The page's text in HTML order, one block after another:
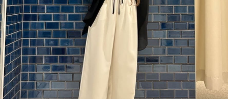
セール商品
スタイリング
特集
NEWS